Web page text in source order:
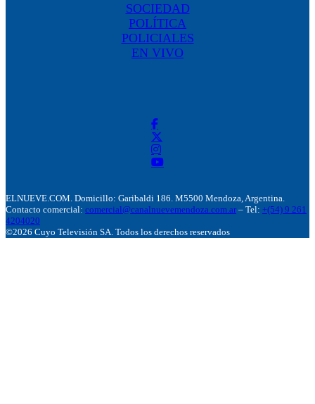
SOCIEDAD
POLÍTICA
POLICIALES
EN VIVO
ELNUEVE.COM. Domicillo: Garibaldi 186. M5500 Mendoza, Argentina.
Contacto comercial: comercial@canalnuevemendoza.com.ar – Tel: +(54) 9 261
4204020
©2026 Cuyo Televisión SA. Todos los derechos reservados